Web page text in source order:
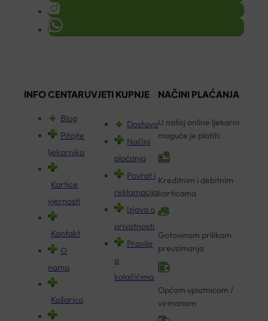
INFO CENTAR
Blog
Pitajte
ljekarnika
Kartice
vjernosti
Kontakt
O
nama
Košarica
UVJETI KUPNJE
Dostava
Načini
plaćanja
Povrat i
reklamacija
Izjava o
privatnosti
Pravila
o
kolačićima
NAČINI PLAĆANJA
U našoj online ljekarni
moguće je platiti:
Kreditnim i debitnim
karticama
Gotovinom prilikom
preuzimanja
Općom uplatnicom /
virmanom